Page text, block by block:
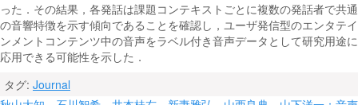
った．その結果，各発話は課題コンテキストごとに複数の発話者で共通
の音響特徴を示す傾向であることを確認し，ユーザ発信型のエンタテイ
ンメントコンテンツ中の音声をラベル付き音声データとして研究用途に
応用できる可能性を示した．
タグ: Journal